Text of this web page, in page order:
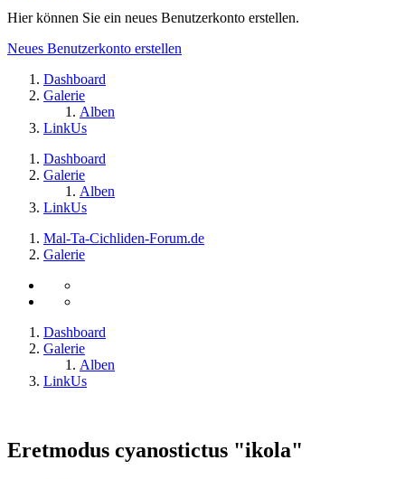
Hier können Sie ein neues Benutzerkonto erstellen.
Neues Benutzerkonto erstellen
Dashboard
Galerie
Alben
LinkUs
Dashboard
Galerie
Alben
LinkUs
Mal-Ta-Cichliden-Forum.de
Galerie
Dashboard
Galerie
Alben
LinkUs
Eretmodus cyanostictus "ikola"